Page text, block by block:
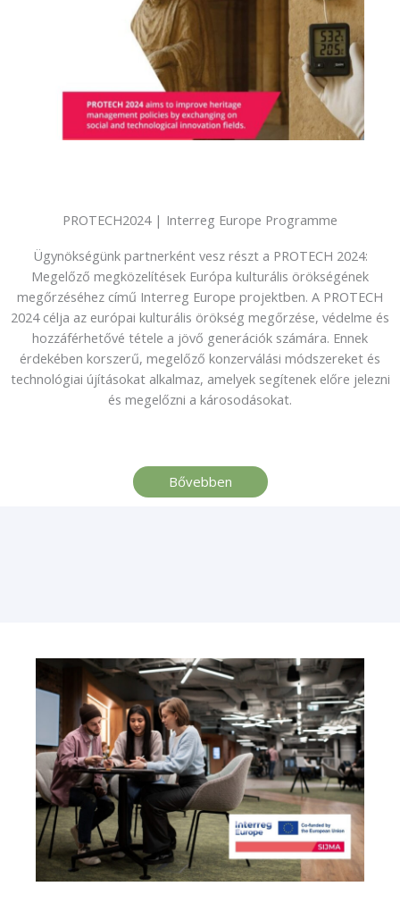
PROTECH2024 | Interreg Europe Programme
Ügynökségünk partnerként vesz részt a PROTECH 2024:
Megelőző megközelítések Európa kulturális örökségének
megőrzéséhez című Interreg Europe projektben. A PROTECH
2024 célja az európai kulturális örökség megőrzése, védelme és
hozzáférhetővé tétele a jövő generációk számára. Ennek
érdekében korszerű, megelőző konzerválási módszereket és
technológiai újításokat alkalmaz, amelyek segítenek előre jelezni
és megelőzni a károsodásokat.
Bővebben